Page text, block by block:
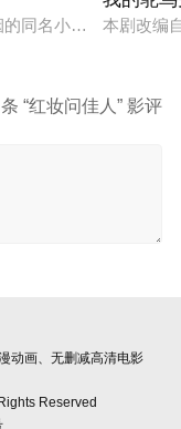
香通过视频向米良
的同名小说。孟廷辉，
本剧改编
条 “红妆问佳人” 影评
动画、无删减高清电影
Reserved